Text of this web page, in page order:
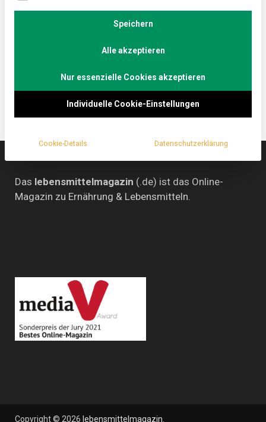
Ferber
im
Küchenkabinett
Der Europaabgeordnete Markus Ferber (CSU) spricht
im Küchenkabinett on Tour über entwaldungsfreie
Binnenmarkt und den Nutzen von
Das lebensmittelmagazin (.de) ist das Online-
Magazin zu Ernährung & Lebensmitteln.
Copyright © 2026 lebensmittelmagazin
Speichern
Alle akzeptieren
Nur essenzielle Cookies akzeptieren
Individuelle Cookie-Einstellungen
Cookie-Details Datenschutzerklärung